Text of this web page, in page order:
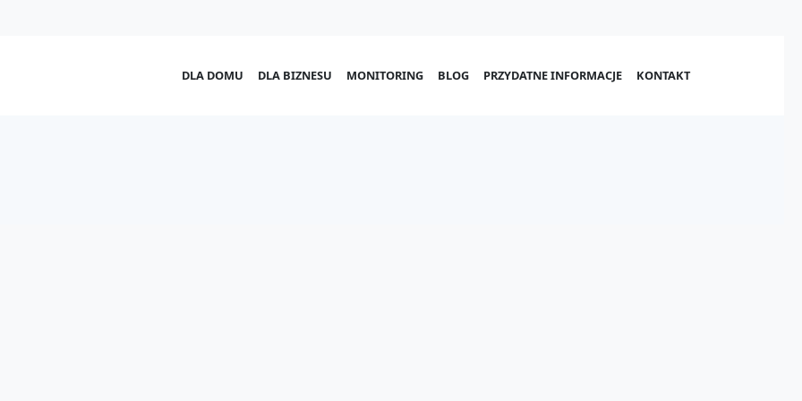
DLA DOMU DLA BIZNESU MONITORING BLOG PRZYDATNE INFORMACJE KONTAKT